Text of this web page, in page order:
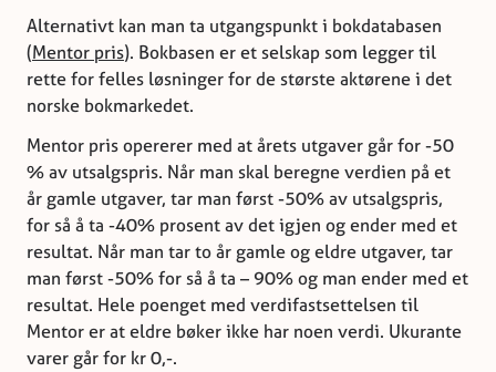
Alternativt kan man ta utgangspunkt i bokdatabasen
(Mentor pris). Bokbasen er et selskap som legger til
rette for felles løsninger for de største aktørene i det
norske bokmarkedet.
Mentor pris opererer med at årets utgaver går for -50
% av utsalgspris. Når man skal beregne verdien på et
år gamle utgaver, tar man først -50% av utsalgspris,
for så å ta -40% prosent av det igjen og ender med et
resultat. Når man tar to år gamle og eldre utgaver, tar
man først -50% for så å ta – 90% og man ender med et
resultat. Hele poenget med verdifastsettelsen til
Mentor er at eldre bøker ikke har noen verdi. Ukurante
varer går for kr 0,-.